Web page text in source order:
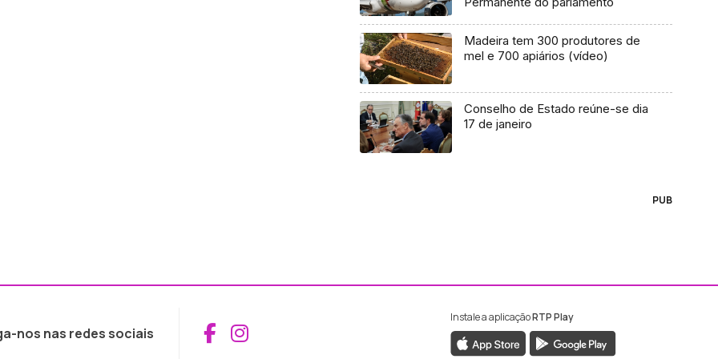
Madeira tem 300 produtores de
mel e 700 apiários (vídeo)
Conselho de Estado reúne-se dia
17 de janeiro
PUB
nos nas redes sociais Aceder ao Facebook da RTP Madeira
Aceder ao Instagram da RTP Madeira
Instale a aplicaçãoRTP Play